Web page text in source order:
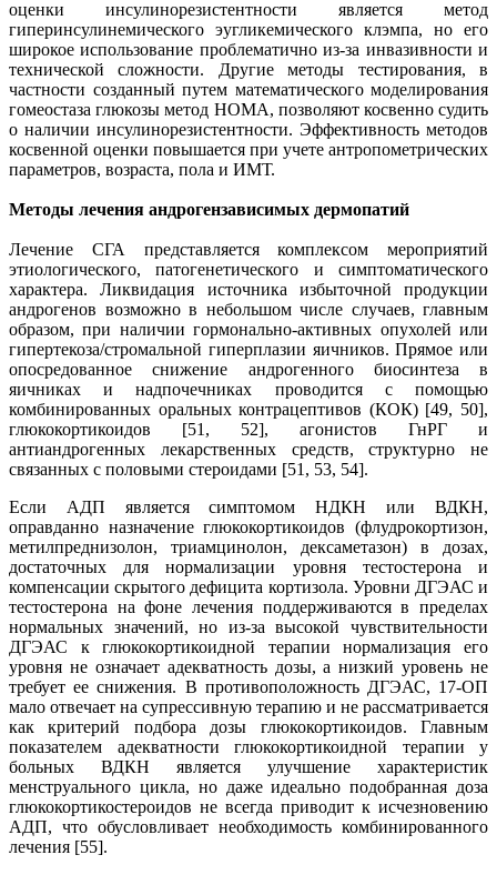
оценки инсулинорезистентности является метод
гиперинсулинемического эугликемического клэмпа, но его
широкое использование проблематично из-за инвазивности и
технической сложности. Другие методы тестирования, в
частности созданный путем математического моделирования
гомеостаза глюкозы метод HOMA, позволяют косвенно судить
о наличии инсулинорезистентности. Эффективность методов
косвенной оценки повышается при учете антропометрических
параметров, возраста, пола и ИМТ.
Методы лечения андрогензависимых дермопатий
Лечение СГА представляется комплексом мероприятий
этиологического, патогенетического и симптоматического
характера. Ликвидация источника избыточной продукции
андрогенов возможно в небольшом числе случаев, главным
образом, при наличии гормонально-активных опухолей или
гипертекоза/стромальной гиперплазии яичников. Прямое или
опосредованное снижение андрогенного биосинтеза в
яичниках и надпочечниках проводится с помощью
комбинированных оральных контрацептивов (КОК) [49, 50],
глюкокортикоидов [51, 52], агонистов ГнРГ и
антиандрогенных лекарственных средств, структурно не
связанных с половыми стероидами [51, 53, 54].
Если АДП является симптомом НДКН или ВДКН,
оправданно назначение глюкокортикоидов (флудрокортизон,
метилпреднизолон, триамцинолон, дексаметазон) в дозах,
достаточных для нормализации уровня тестостерона и
компенсации скрытого дефицита кортизола. Уровни ДГЭАС и
тестостерона на фоне лечения поддерживаются в пределах
нормальных значений, но из-за высокой чувствительности
ДГЭАС к глюкокортикоидной терапии нормализация его
уровня не означает адекватность дозы, а низкий уровень не
требует ее снижения. В противоположность ДГЭАС, 17-ОП
мало отвечает на супрессивную терапию и не рассматривается
как критерий подбора дозы глюкокортикоидов. Главным
показателем адекватности глюкокортикоидной терапии у
больных ВДКН является улучшение характеристик
менструального цикла, но даже идеально подобранная доза
глюкокортикостероидов не всегда приводит к исчезновению
АДП, что обусловливает необходимость комбинированного
лечения [55].